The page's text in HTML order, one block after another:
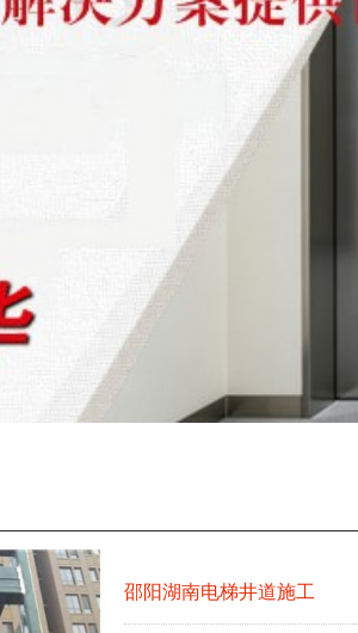
邵阳湖南电梯井道施工